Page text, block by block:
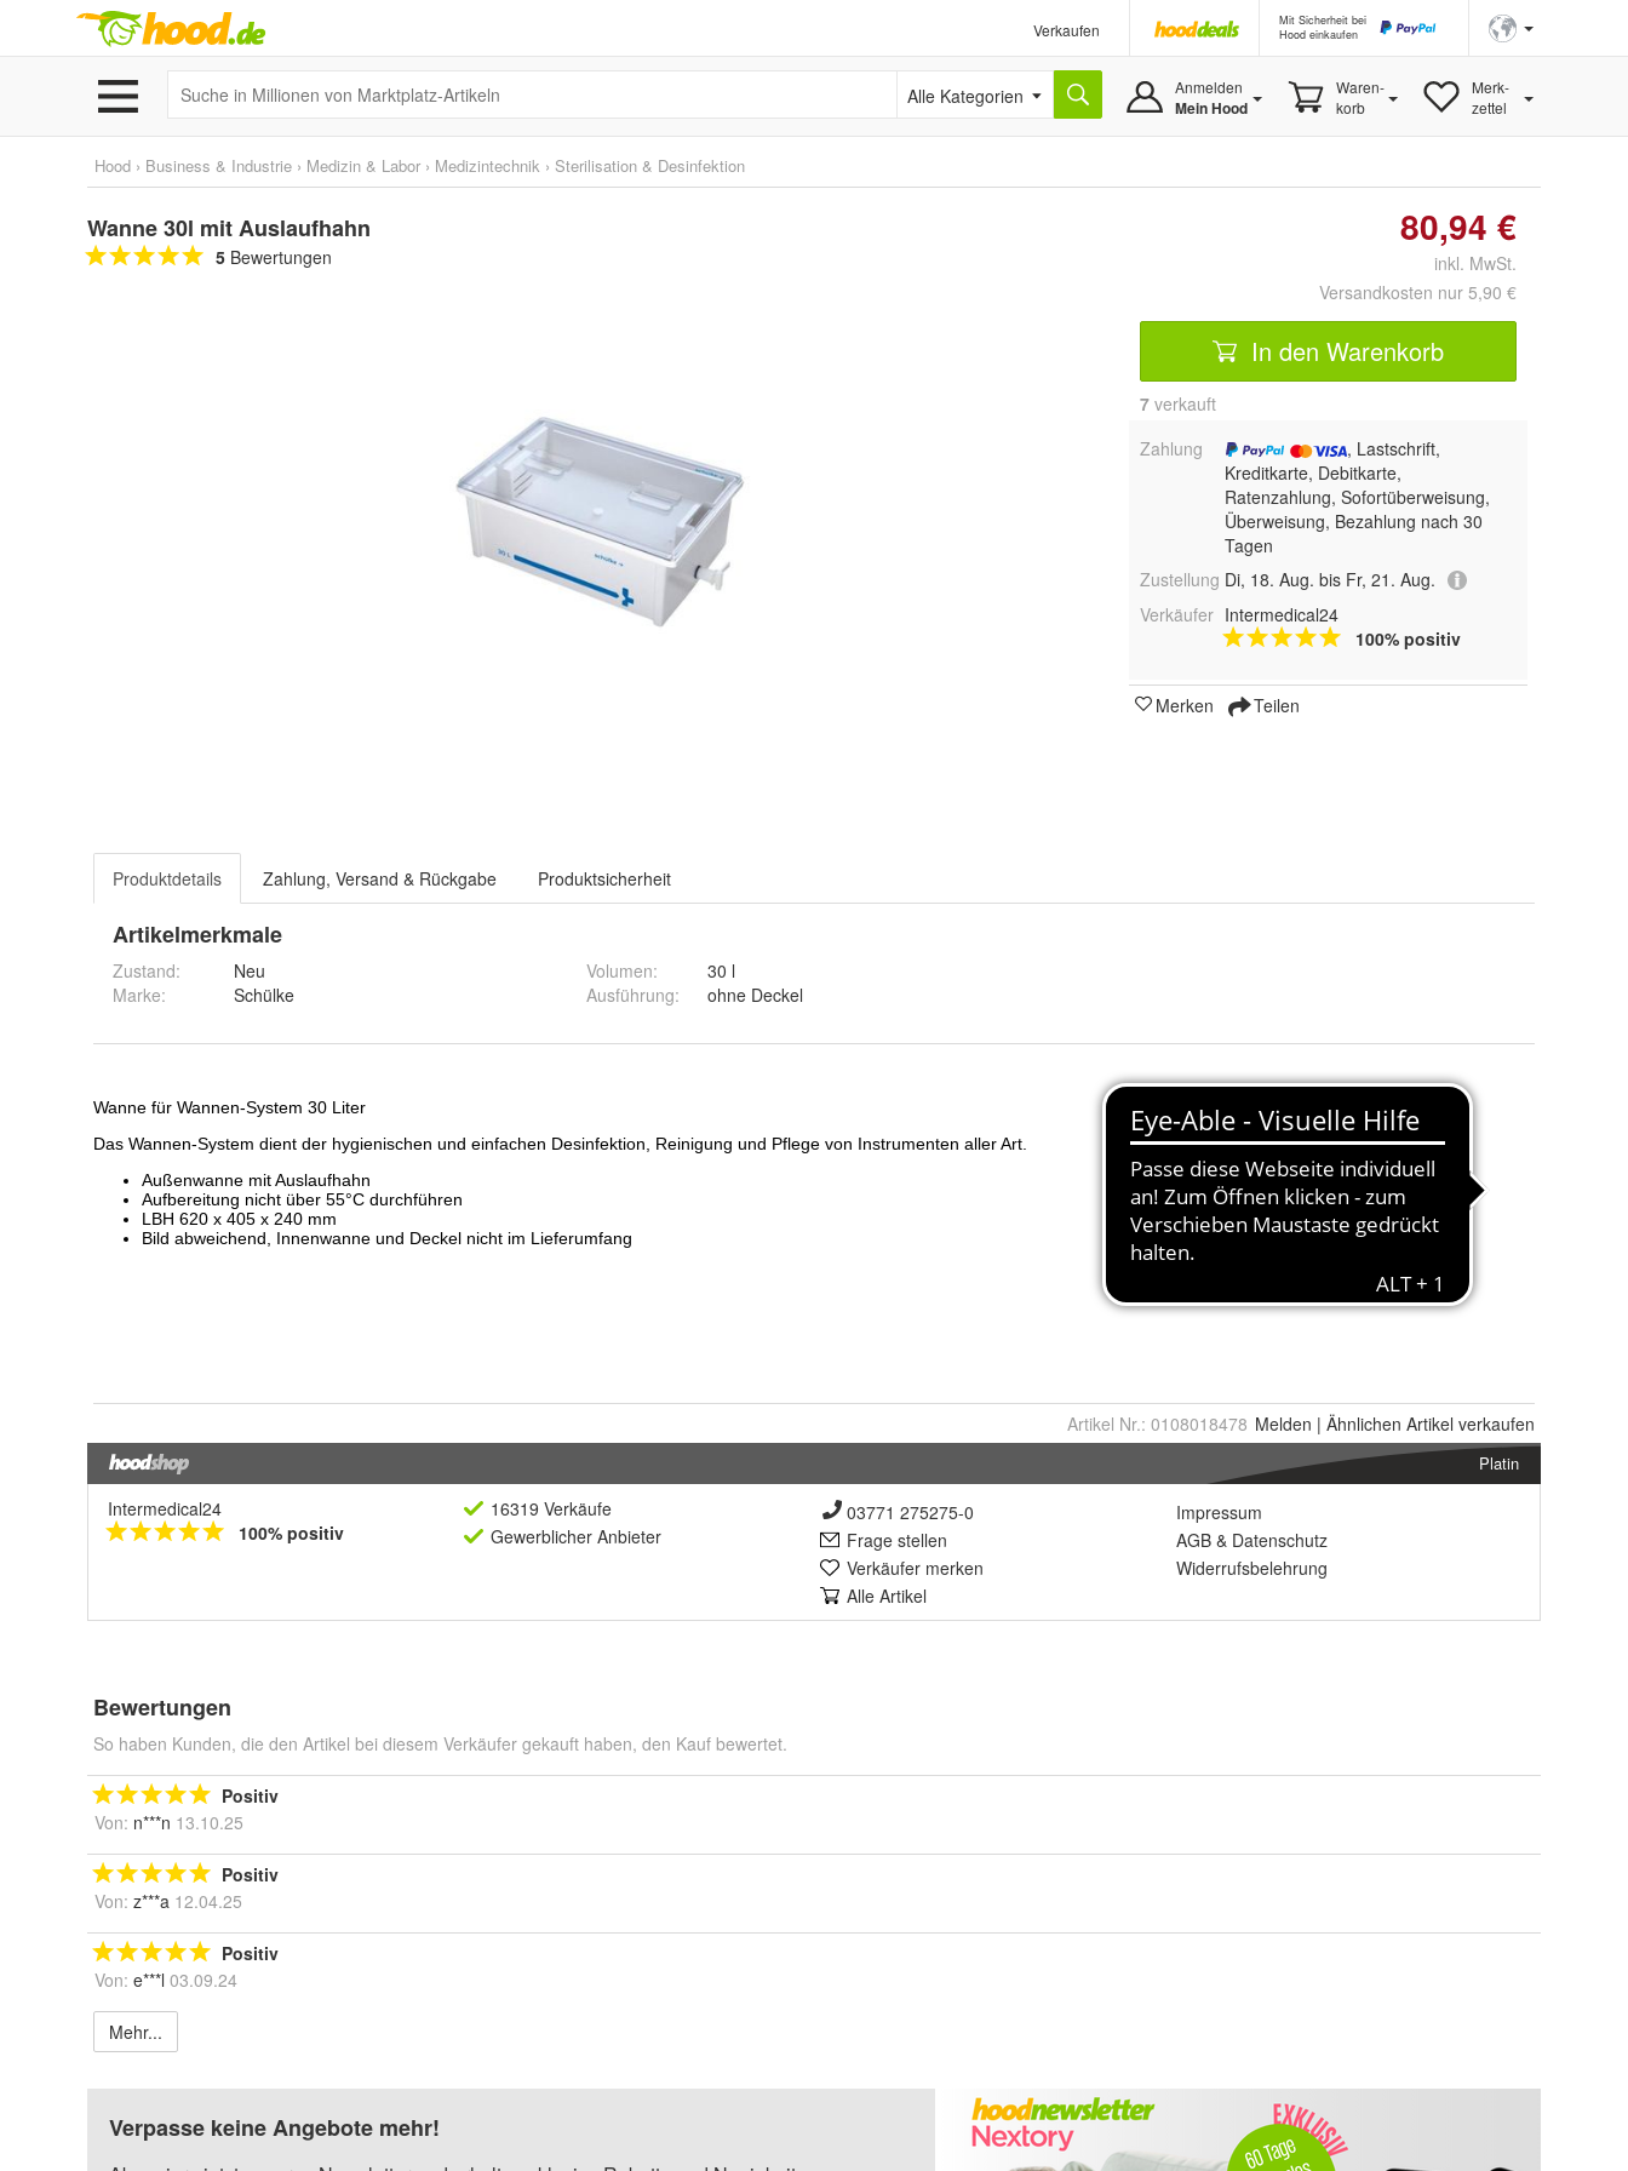
Verkaufen
Mit Sicherheit bei
Hood einkaufen
Alle Kategorien Anmelden
Mein Hood
Waren-
korb
Merk-
zettel
Hood › Business & Industrie › Medizin & Labor › Medizintechnik › Sterilisation & Desinfektion
Wanne 30l mit Auslaufhahn
5 Bewertungen
80,94 €
inkl. MwSt.
Versandkosten nur 5,90 €
In den Warenkorb
7 verkauft
Zahlung
, Lastschrift,
Kreditkarte, Debitkarte,
Ratenzahlung, Sofortüberweisung,
Überweisung, Bezahlung nach 30
Tagen
Zustellung Di, 18. Aug. bis Fr, 21. Aug.
Verkäufer Intermedical24
100% positiv
Merken Teilen
Produktdetails Zahlung, Versand & Rückgabe Produktsicherheit
Artikelmerkmale
Zustand:
Neu
Marke:
Schülke
Volumen:
30 l
Ausführung: ohne Deckel
Artikel Nr.: 0108018478 Melden | Ähnlichen Artikel verkaufen
Platin
Intermedical24
100% positiv
16319 Verkäufe
Gewerblicher Anbieter
03771 275275-0
Frage stellen
Verkäufer merken
Alle Artikel
Impressum
AGB & Datenschutz
Widerrufsbelehrung
Bewertungen
So haben Kunden, die den Artikel bei diesem Verkäufer gekauft haben, den Kauf bewertet.
Positiv
Von: n***n 13.10.25
Positiv
Von: z***a 12.04.25
Positiv
Von: e***l 03.09.24
Mehr...
Verpasse keine Angebote mehr!